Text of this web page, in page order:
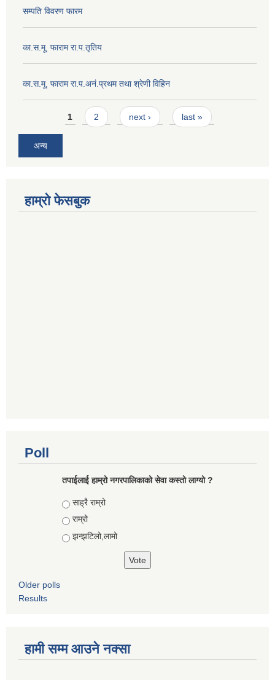
सम्पति विवरण फारम
का.स.मू. फाराम रा.प.तृतिय
का.स.मू. फाराम रा.प.अनं.प्रथम तथा श्रेणी विहिन
Pages1 2 next › last »
अन्य
हाम्रो फेसबुक
Poll
तपाईलाई हाम्रो नगरपालिकाको सेवा कस्तो लाग्यो ?
Choices
साह्रै राम्रो
राम्रो
झन्झटिलो,लामो
Older polls
Results
हामी सम्म आउने नक्सा